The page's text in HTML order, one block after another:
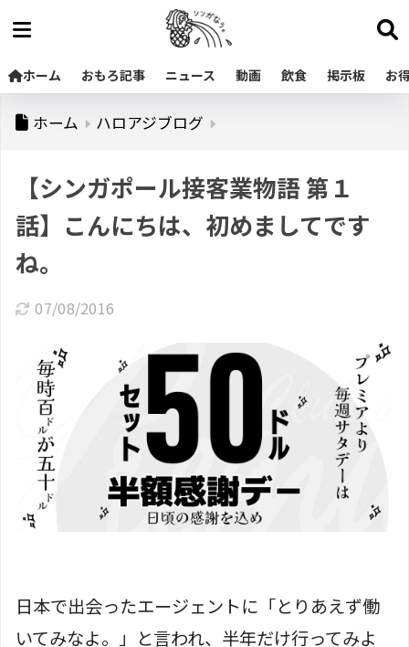
ホーム おもろ記事 ニュース 動画 飲食 掲示板 お
ホーム ハロアジブログ
【シンガポール接客業物語 第１
話】こんにちは、初めましてです
ね。
07/08/2016
日本で出会ったエージェントに「とりあえず働
いてみなよ。」と言われ、半年だけ行ってみよ